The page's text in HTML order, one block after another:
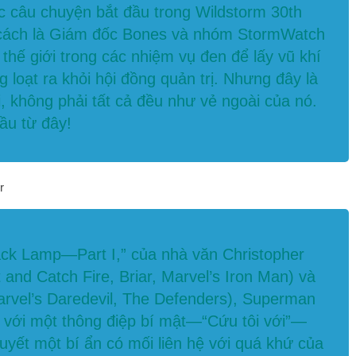
câu chuyện bắt đầu trong Wildstorm 30th
là Giám đốc Bones và nhóm StormWatch
giới trong các nhiệm vụ đen để lấy vũ khí
loạt ra khỏi hội đồng quản trị. Nhưng đây là
không phải tất cả đều như vẻ ngoài của nó.
từ đây!
Lamp—Part I,” của nhà văn Christopher
Catch Fire, Briar, Marvel’s Iron Man) và
Daredevil, The Defenders), Superman
với một thông điệp bí mật—“Cứu tôi với”—
một bí ẩn có mối liên hệ với quá khứ của